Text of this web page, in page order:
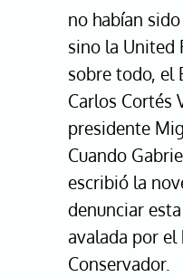
no habían
sino la United
sobre todo, el
Carlos Cortés
presidente
Cuando
escribió la
denunciar
avalada por el
Conservador.